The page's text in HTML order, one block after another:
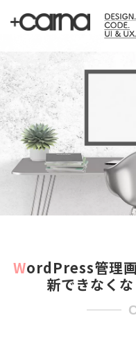
WordPress管理画面からのテーマ編集で更
新できなく